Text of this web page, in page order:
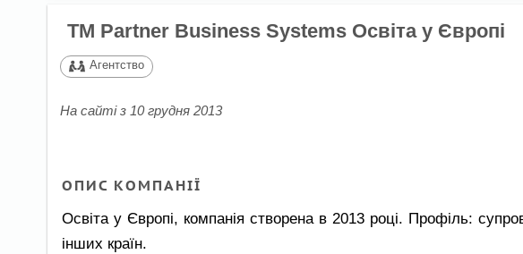
TM Partner Business Systems Освіта у Європі
Агентство
На сайті з 10 грудня 2013
ОПИС КОМПАНІЇ
Освіта у Європі, компанія створена в 2013 році. Профіль:
інших країн.